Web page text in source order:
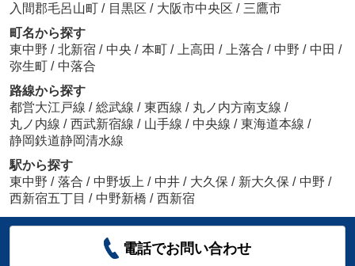
入間郡毛呂山町
/ 目黒区 / 大阪市中央区 / 三鷹市
町名から探す
東中野 / 北新宿 / 中央 / 本町 / 上高田 / 上落合 / 中野 / 中田 /
弥生町 / 中落合
路線から探す
都営大江戸線 / 総武線 / 東西線 / 丸ノ内方南支線 /
丸ノ内線 / 西武新宿線 / 山手線 / 中央線 / 東海道本線 /
静岡鉄道静岡清水線
駅から探す
東中野 / 落合 / 中野坂上 / 中井 / 大久保 / 新大久保 / 中野 /
西新宿五丁目 / 中野新橋 / 西新宿
電話でお問い合わせ